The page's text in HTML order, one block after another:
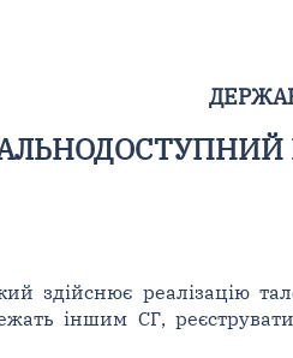
здійснює реалізацію
іншим СГ,